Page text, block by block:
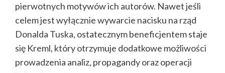
pierwotnych motywów ich autorów. Nawet jeśli
celem jest wyłącznie wywarcie nacisku na rząd
Donalda Tuska, ostatecznym beneficjentem staje
się Kreml, który otrzymuje dodatkowe możliwości
prowadzenia analiz, propagandy oraz operacji